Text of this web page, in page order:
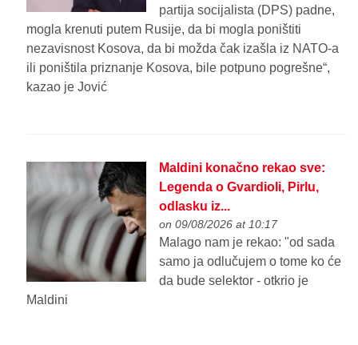
partija socijalista (DPS) padne,
mogla krenuti putem Rusije, da bi mogla poništiti
nezavisnost Kosova, da bi možda čak izašla iz NATO-a
ili poništila priznanje Kosova, bile potpuno pogrešne“,
kazao je Jović
Maldini konačno rekao sve:
Legenda o Gvardioli, Pirlu,
odlasku iz...
on 09/08/2026 at 10:17
Malago nam je rekao: "od sada
samo ja odlučujem o tome ko će
da bude selektor - otkrio je
Maldini